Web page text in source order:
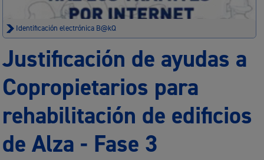
Identificación electrónica B@kQ
Justificación de ayudas a
Copropietarios para
rehabilitación de edificios
de Alza - Fase 3